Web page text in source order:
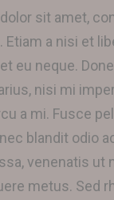
sit amet,
Etiam a nisi et
eu neque.
nisi mi
a mi. Fusce
blandit odio
venenatis ut
metus. Sed